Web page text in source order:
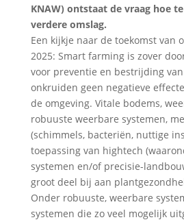
KNAW) ontstaat de vraag hoe
verdere omslag.
Een kijkje naar de toekomst van
2025: Smart farming is zover
voor preventie en bestrijding
onkruiden geen negatieve
de omgeving. Vitale bodems,
robuuste weerbare systemen,
(schimmels, bacteriën, nuttige
toepassing van hightech
systemen en/of precisie-
groot deel bij aan
Onder robuuste, weerbare
systemen die zo veel mogelijk